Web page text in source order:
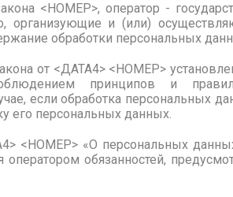
<НОМЕР>, оператор -
организующие и (или)
обработки персональных
от <ДАТА4> <НОМЕР>
принципов и
если обработка персональных
его персональных данных.
<НОМЕР> «О персональных
оператором обязанностей,